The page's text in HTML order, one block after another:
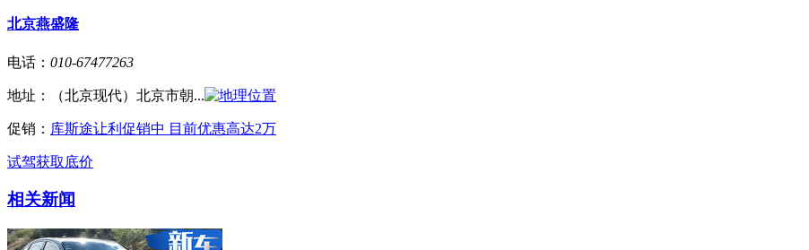
北京燕盛隆
电话： 010-67477263
地址： （北京现代）北京市朝...
促销： 库斯途让利促销中 目前优惠高达2万
试驾获取底价
相关新闻